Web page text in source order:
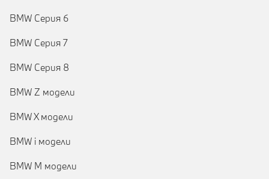
BMW Серия 6
BMW Серия 7
BMW Серия 8
BMW Z модели
BMW X модели
BMW i модели
BMW M модели